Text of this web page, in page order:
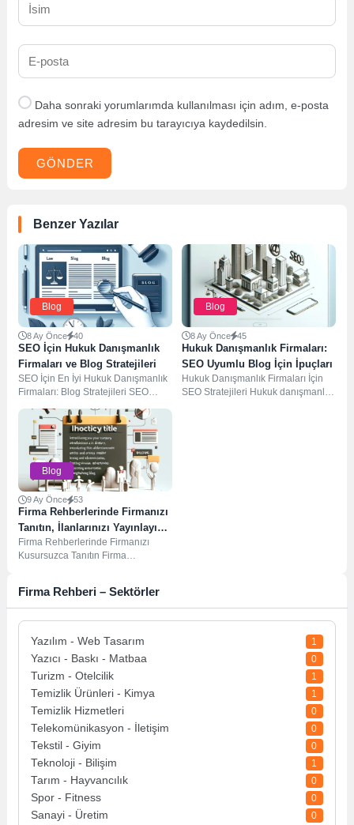
Daha sonraki yorumlarımda kullanılması için adım, e-posta
adresim ve site adresim bu tarayıcıya kaydedilsin.
GÖNDER
Benzer Yazılar
Blog
8 Ay Önce 40
SEO İçin Hukuk Danışmanlık
Firmaları ve Blog Stratejileri
SEO İçin En İyi Hukuk Danışmanlık
Firmaları: Blog Stratejileri SEO
hukuk danışmanlık...
Blog
8 Ay Önce 45
Hukuk Danışmanlık Firmaları:
SEO Uyumlu Blog İçin İpuçları
Hukuk Danışmanlık Firmaları İçin
SEO Stratejileri Hukuk danışmanlık
Blog
9 Ay Önce 53
Firma Rehberlerinde Firmanızı
Tanıtın, İlanlarınızı Yayınlayın
ve Blogunuzu Güçlendirin
Firma Rehberlerinde Firmanızı
Kusursuzca Tanıtın Firma
potansiyel müşterilere...
Firma Rehberi – Sektörler
Yazılım - Web Tasarım 1
Yazıcı - Baskı - Matbaa 0
Turizm - Otelcilik 1
Temizlik Ürünleri - Kimya 1
Temizlik Hizmetleri 0
Telekomünikasyon - İletişim 0
Tekstil - Giyim 0
Teknoloji - Bilişim 1
Tarım - Hayvancılık 0
Spor - Fitness 0
Sanayi - Üretim 0